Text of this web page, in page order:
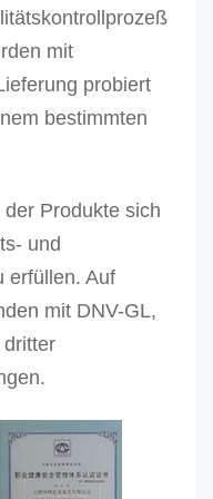
100 120
125 150
150
Anfrage produziert
mit
probiert
bestimmten
Produkte sich
und
erfüllen. Auf
mit DNV-GL,
dritter